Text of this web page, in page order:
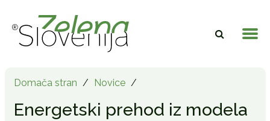
Domača stran / Novice /
Energetski prehod iz modela